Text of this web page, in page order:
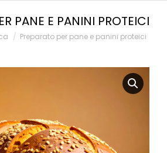
PANE E PANINI PROTEICI
Preparato per pane e panini proteici